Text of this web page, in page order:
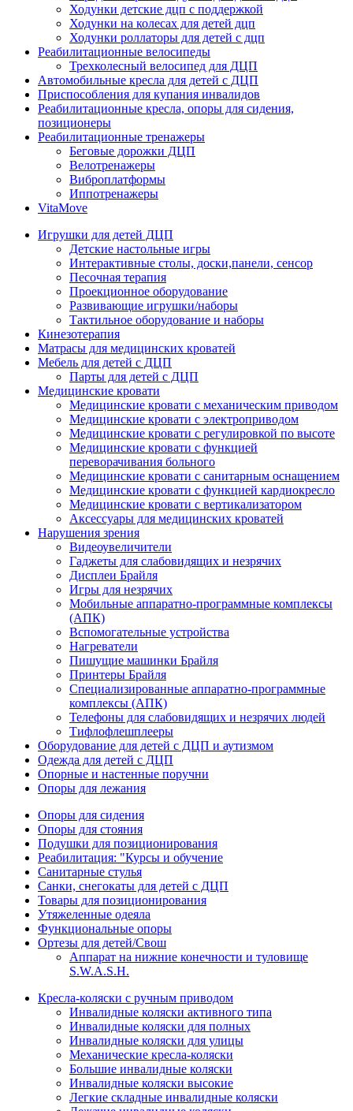
Ходунки детские дцп с поддержкой
Ходунки на колесах для детей дцп
Ходунки роллаторы для детей с дцп
Реабилитационные велосипеды
Трехколесный велосипед для ДЦП
Автомобильные кресла для детей с ДЦП
Приспособления для купания инвалидов
Реабилитационные кресла, опоры для сидения,
позиционеры
Реабилитационные тренажеры
Беговые дорожки ДЦП
Велотренажеры
Виброплатформы
Иппотренажеры
VitaMove
Игрушки для детей ДЦП
Детские настольные игры
Интерактивные столы, доски,панели, сенсор
Песочная терапия
Проекционное оборудование
Развивающие игрушки/наборы
Тактильное оборудование и наборы
Кинезотерапия
Матрасы для медицинских кроватей
Мебель для детей с ДЦП
Парты для детей с ДЦП
Медицинские кровати
Медицинские кровати с механическим приводом
Медицинские кровати с электроприводом
Медицинские кровати с регулировкой по высоте
Медицинские кровати с функцией
переворачивания больного
Медицинские кровати с санитарным оснащением
Медицинские кровати с функцией кардиокресло
Медицинские кровати с вертикализатором
Аксессуары для медицинских кроватей
Нарушения зрения
Видеоувеличители
Гаджеты для слабовидящих и незрячих
Дисплеи Брайля
Игры для незрячих
Мобильные аппаратно-программные комплексы
(АПК)
Вспомогательные устройства
Нагреватели
Пишущие машинки Брайля
Принтеры Брайля
Специализированные аппаратно-программные
комплексы (АПК)
Телефоны для слабовидящих и незрячих людей
Тифлофлешплееры
Оборудование для детей с ДЦП и аутизмом
Одежда для детей с ДЦП
Опорные и настенные поручни
Опоры для лежания
Опоры для сидения
Опоры для стояния
Подушки для позиционирования
Реабилитация: "Курсы и обучение
Санитарные стулья
Санки, снегокаты для детей с ДЦП
Товары для позиционирования
Утяжеленные одеяла
Функциональные опоры
Ортезы для детей/Свош
Аппарат на нижние конечности и туловище
S.W.A.S.H.
Кресла-коляски с ручным приводом
Инвалидные коляски активного типа
Инвалидные коляски для полных
Инвалидные коляски для улицы
Механические кресла-коляски
Большие инвалидные коляски
Инвалидные коляски высокие
Легкие складные инвалидные коляски